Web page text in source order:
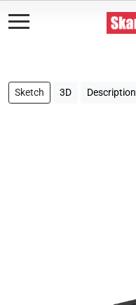
Sketch 3D Description